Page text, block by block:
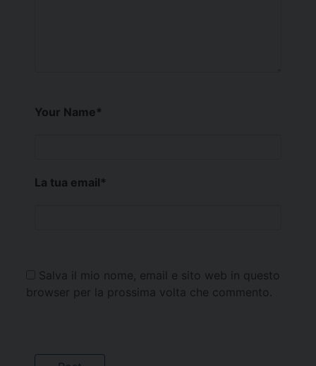
Your Name*
La tua email*
Salva il mio nome, email e sito web in questo
browser per la prossima volta che commento.